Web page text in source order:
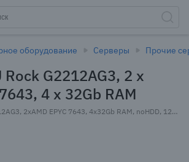
оборудование Серверы Прочие
Rock G2212AG3, 2 x
4 x 32Gb RAM
Сервер iRU Rock G2212AG3, 2xAMD EPYC 7643, 4x32Gb RAM, noHDD, 12x2.5/3.5" HS, Broadcom 9361-8i, noDVD, 2xGLAN, Командир (AST2500), 2x1600 Вт, 2U